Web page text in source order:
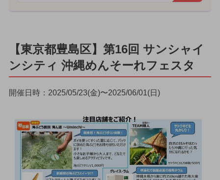
【東京都豊島区】第16回 サンシャイ
ンシティ 沖縄めんそーれフェスタ
開催日時：2025/05/23(金)〜2025/06/01(日)